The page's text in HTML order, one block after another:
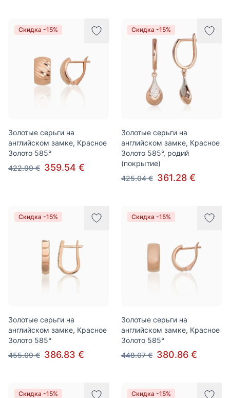
Скидка -15%
Золотые серьги на
английском замке, Красное
Золото 585°
422.99 € 359.54 €
Скидка -15%
Золотые серьги на
английском замке, Красное
Золото 585°, родий
(покрытие)
425.04 € 361.28 €
Скидка -15%
Золотые серьги на
английском замке, Красное
Золото 585°
455.09 € 386.83 €
Скидка -15%
Золотые серьги на
английском замке, Красное
Золото 585°
448.07 € 380.86 €
Скидка -15% Скидка -15%